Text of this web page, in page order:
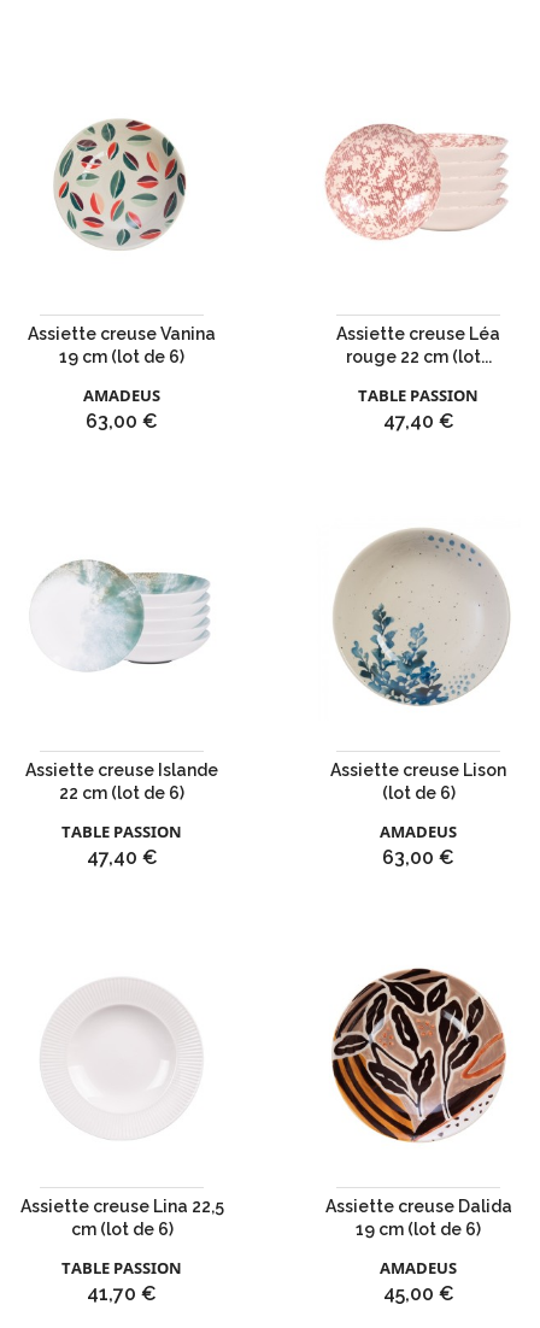
Assiette creuse Vanina
19 cm (lot de 6)
AMADEUS
Prix
63,00 €
Assiette creuse Léa
rouge 22 cm (lot...
TABLE PASSION
Prix
47,40 €
Assiette creuse Islande
22 cm (lot de 6)
TABLE PASSION
Prix
47,40 €
Assiette creuse Lison
(lot de 6)
AMADEUS
Prix
63,00 €
Assiette creuse Lina 22,5
cm (lot de 6)
TABLE PASSION
Prix
41,70 €
Assiette creuse Dalida
19 cm (lot de 6)
AMADEUS
Prix
45,00 €